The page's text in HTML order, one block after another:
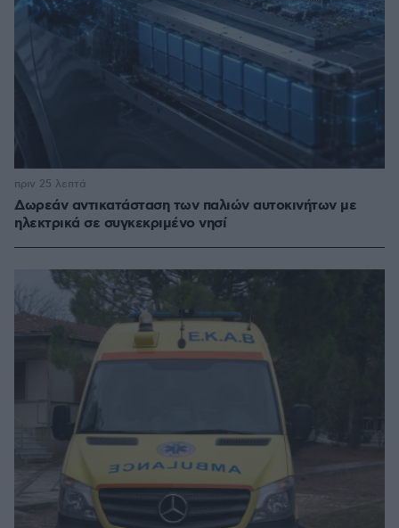
Δωρεάν αντικατάσταση των παλιών αυτοκινήτων με
ηλεκτρικά σε συγκεκριμένο νησί
πριν 25 λεπτά